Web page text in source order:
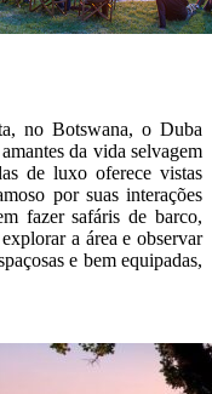
no Botswana, o Duba
da vida selvagem
de luxo oferece vistas
por suas interações
fazer safáris de barco,
a área e observar
e bem equipadas,